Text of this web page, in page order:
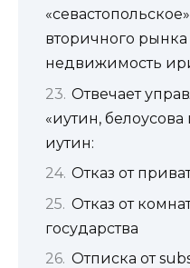
вторичного
недвижимость
Отвечает
«иутин,
иутин:
Отказ от
Отказ от
государства
Отписка от